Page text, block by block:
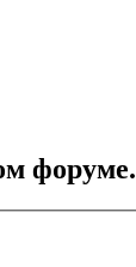
форуме.